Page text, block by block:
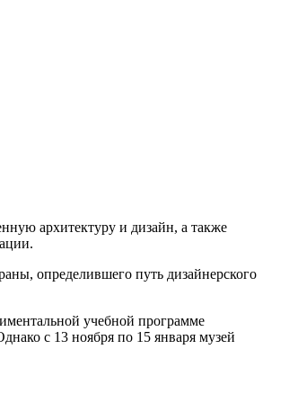
архитектуру и дизайн, а также
определившего путь дизайнерского
учебной программе
с 13 ноября по 15 января музей